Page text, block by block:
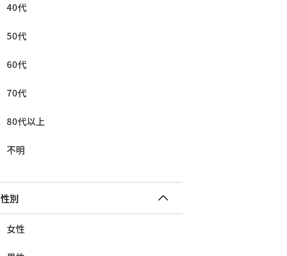
40代
50代
60代
70代
80代以上
不明
性別
女性